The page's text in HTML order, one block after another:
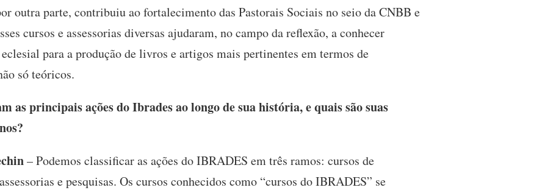
outra parte, contribuiu ao fortalecimento das Pastorais Sociais no seio da CNBB e
cursos e assessorias diversas ajudaram, no campo da reflexão, a conhecer
para a produção de livros e artigos mais pertinentes em termos de
só teóricos.
as principais ações do Ibrades ao longo de sua história, e quais são suas
– Podemos classificar as ações do IBRADES em três ramos: cursos de
e pesquisas. Os cursos conhecidos como “cursos do IBRADES” se